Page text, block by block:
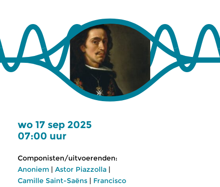
wo 17 sep 2025
07:00 uur
Componisten/uitvoerenden:
Anoniem | Astor Piazzolla |
Camille Saint-Saëns | Francisco